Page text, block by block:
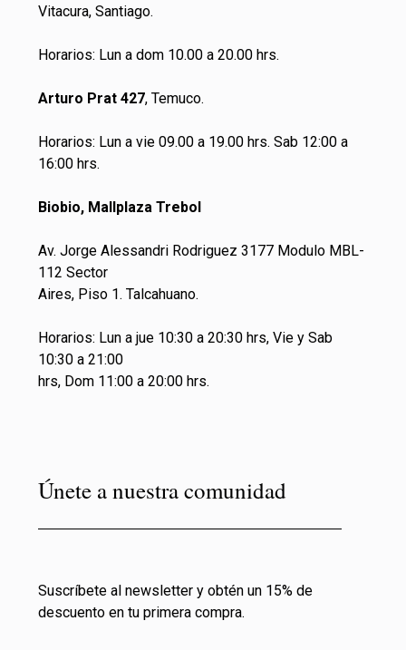
Vitacura, Santiago.
Horarios: Lun a dom 10.00 a 20.00 hrs.
Arturo Prat 427, Temuco.
Horarios: Lun a vie 09.00 a 19.00 hrs. Sab 12:00 a
16:00 hrs.
Biobio, Mallplaza Trebol
Av. Jorge Alessandri Rodriguez 3177 Modulo MBL-
112 Sector
Aires, Piso 1. Talcahuano.
Horarios: Lun a jue 10:30 a 20:30 hrs, Vie y Sab
10:30 a 21:00
hrs, Dom 11:00 a 20:00 hrs.
Únete a nuestra comunidad
Suscríbete al newsletter y obtén un 15% de
descuento en tu primera compra.